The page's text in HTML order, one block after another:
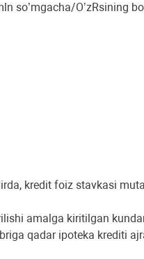
so’mgacha/O’zRsining
kredit foiz stavkasi
amalga kiritilgan
qadar ipoteka krediti